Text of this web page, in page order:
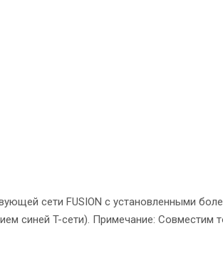
сети FUSION с установленными
синей T-сети). Примечание: Совместим